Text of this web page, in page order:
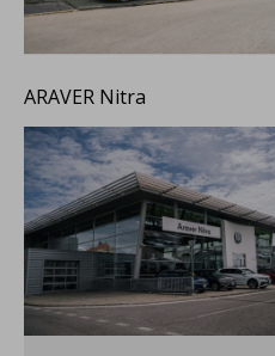
ARAVER Nitra